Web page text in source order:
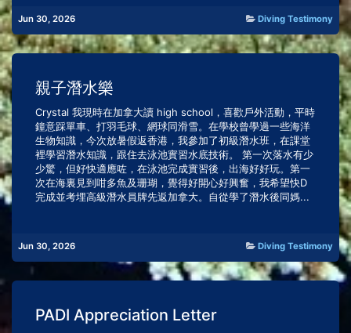
Jun 30, 2026 Diving Testimony
親子潛水樂
Crystal 我現時在加拿大讀 high school，喜歡戶外活動，平時
鐘意踩單車、打羽毛球、網球同滑雪。在學校曾學過一些海洋
生物知識，今次放暑假返香港，我參加了初級潛水班，在課堂
裡學習潛水知識，跟住去泳池實習水底技術。 第一次落水有少
少驚，但好快適應咗，在泳池完成實習後，出海好好玩。第一
次在海裏見到咁多魚及珊瑚，覺得好開心好興奮，我希望快D
完成並考埋高級潛水員牌先返加拿大。自從學了潛水後同媽...
Jun 30, 2026 Diving Testimony
PADI Appreciation Letter